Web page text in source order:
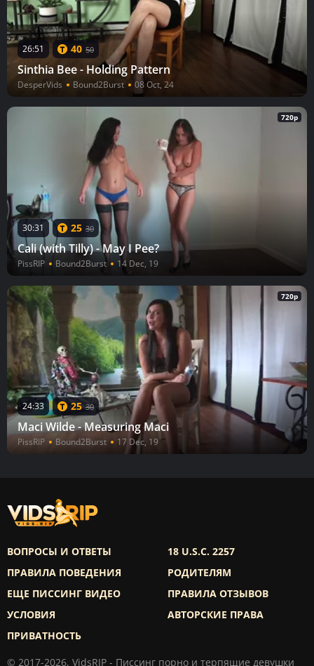
26:51 40 50
Sinthia Bee - Holding Pattern
DesperVids Bound2Burst 08 Oct, 24
720p
30:31 25 30
Cali (with Tilly) - May I Pee?
PissRIP Bound2Burst 14 Dec, 19
720p
24:33 25 30
Maci Wilde - Measuring Maci
PissRIP Bound2Burst 17 Dec, 19
ВОПРОСЫ И ОТВЕТЫ
ПРАВИЛА ПОВЕДЕНИЯ
ЕЩЕ ПИССИНГ ВИДЕО
УСЛОВИЯ
ПРИВАТНОСТЬ
18 U.S.C. 2257
РОДИТЕЛЯМ
ПРАВИЛА ОТЗЫВОВ
АВТОРСКИЕ ПРАВА
© 2017-2026, VidsRIP - Писсинг порно и терпящие девушки